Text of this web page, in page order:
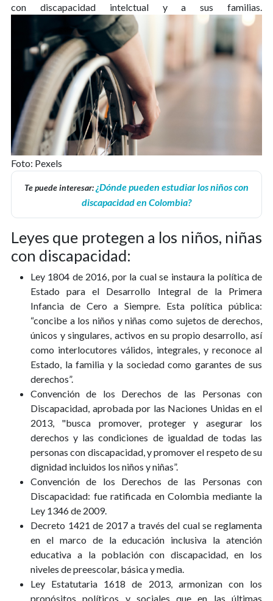
con discapacidad intelctual y a sus familias.
Foto: Pexels
Te puede interesar:¿Dónde pueden estudiar los niños con
discapacidad en Colombia?
Leyes que protegen a los niños, niñas
con discapacidad:
Ley 1804 de 2016, por la cual se instaura la política de
Estado para el Desarrollo Integral de la Primera
Infancia de Cero a Siempre. Esta política pública:
“concibe a los niños y niñas como sujetos de derechos,
únicos y singulares, activos en su propio desarrollo, así
como interlocutores válidos, integrales, y reconoce al
Estado, la familia y la sociedad como garantes de sus
derechos”.
Convención de los Derechos de las Personas con
Discapacidad, aprobada por las Naciones Unidas en el
2013, "busca promover, proteger y asegurar los
derechos y las condiciones de igualdad de todas las
personas con discapacidad, y promover el respeto de su
dignidad incluidos los niños y niñas”.
Convención de los Derechos de las Personas con
Discapacidad: fue ratificada en Colombia mediante la
Ley 1346 de 2009.
Decreto 1421 de 2017 a través del cual se reglamenta
en el marco de la educación inclusiva la atención
educativa a la población con discapacidad, en los
niveles de preescolar, básica y media.
Ley Estatutaria 1618 de 2013, armonizan con los
propósitos políticos y sociales que en las últimas